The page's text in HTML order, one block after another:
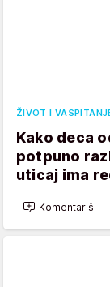
ŽIVOT I
Kako deca
potpuno
uticaj ima
Komentariši